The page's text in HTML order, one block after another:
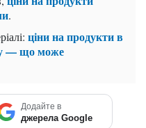
.
ціни на продукти в
— що може
Додайте в
джерела Google